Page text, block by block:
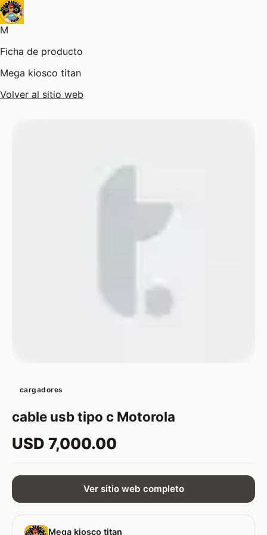
M
Ficha de producto
Mega kiosco titan
Volver al sitio web
cargadores
cable usb tipo c Motorola
USD 7,000.00
Ver sitio web completo
Mega kiosco titan